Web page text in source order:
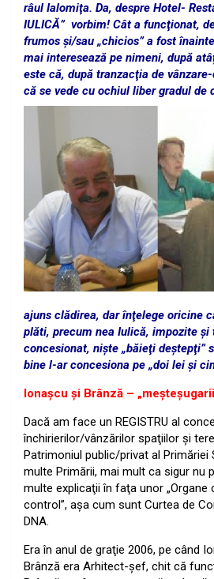
râul Ialomiţa. Da, despre Hotel-
IULICĂ” vorbim! Cât a funcţionat,
frumos şi/sau „chicios” a fost
mai interesează pe nimeni, după
este că, după tranzacţia de
că se vede cu ochiul libergradul de
ajuns clădirea, dar înţelege oricine
plăti, precum nea Iulică, impozite şi
concesionat, nişte „băieţi deştepţi”
bine l-ar concesiona pe „doi lei şi
Ionaşcu şi Brânză –
Dacă am face un REGISTRU al
închirierilor/vânzărilor spaţiilor şi
Patrimoniul public/privat al Primăriei
multe Primării, mai mult ca sigur nu
multe explicaţii în faţa unor „Organe
control”, aşa cum sunt Curtea de
DNA.
Era în anul de graţie 2006, pe când
Brânză era Arhitect-şef, chit că